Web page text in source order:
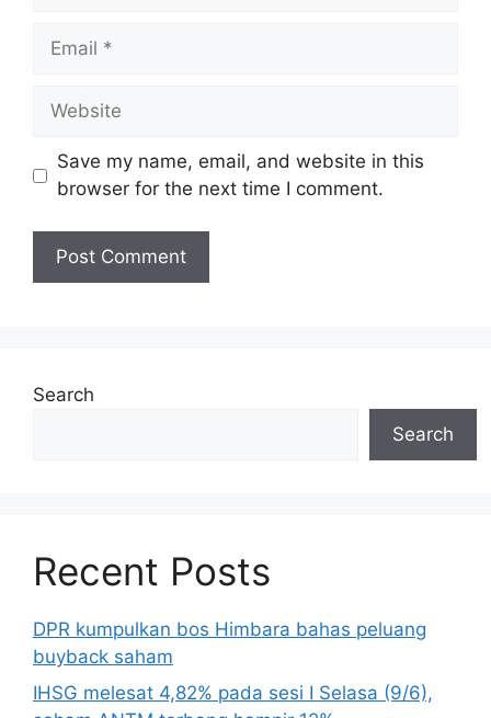
Email
Website
Save my name, email, and website in this
browser for the next time I comment.
Search
Search
Recent Posts
DPR kumpulkan bos Himbara bahas peluang
buyback saham
IHSG melesat 4,82% pada sesi I Selasa (9/6),